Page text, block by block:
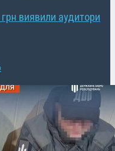
виявили аудитори